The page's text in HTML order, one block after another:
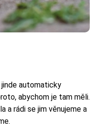
automaticky
abychom je tam měli.
a rádi se jim věnujeme a